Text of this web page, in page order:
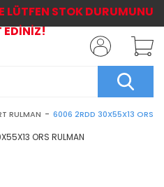
RULMAN 6006 2RDD 30X55X13 ORS
LÜTFEN STOK DURUMUNU
EDİNİZ!